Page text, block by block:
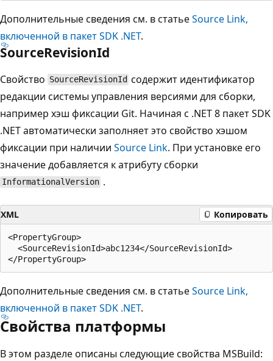
Дополнительные сведения см. в статьеSource Link,
включенной в пакет SDK .NET.
SourceRevisionId
Свойство SourceRevisionId содержит идентификатор
редакции системы управления версиями для сборки,
например хэш фиксации Git. Начиная с .NET 8 пакет SDK
.NET автоматически заполняет это свойство хэшом
фиксации при наличии Source Link. При установке его
значение добавляется к атрибуту сборки
InformationalVersion .
XML Копировать
<PropertyGroup>
  <SourceRevisionId>abc1234</SourceRevisionId>
Дополнительные сведения см. в статьеSource Link,
включенной в пакет SDK .NET.
Свойства платформы
В этом разделе описаны следующие свойства MSBuild: